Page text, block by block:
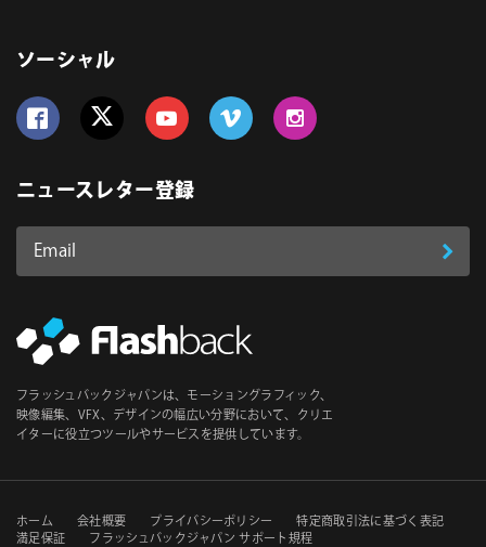
ソーシャル
ニュースレター登録
Email
ス
必
須
登
フラッシュバックジャパンは、モーショングラフィック、
映像編集、VFX、デザインの幅広い分野において、クリエ
イターに役立つツールやサービスを提供しています。
セ
ホーム 会社概要 プライバシーポリシー
特定商取引法に基づく表記
満足保証
フラッシュバックジャパン サポート規程